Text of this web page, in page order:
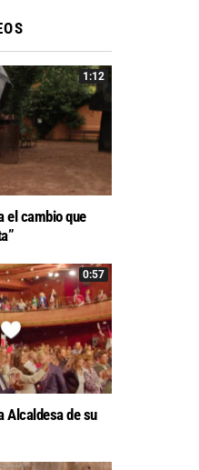
1:12
el cambio que
0:57
Alcaldesa de su